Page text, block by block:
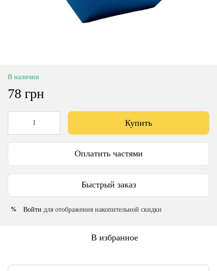
В наличии
78 грн
Купить
Оплатить частями
Быстрый заказ
% Войти для отображения накопительной скидки
В избранное